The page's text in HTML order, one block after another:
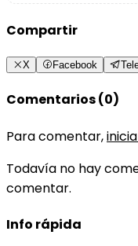
Compartir
X Facebook
Comentarios (0)
Para comentar,
Todavía no hay
comentar.
Info rápida